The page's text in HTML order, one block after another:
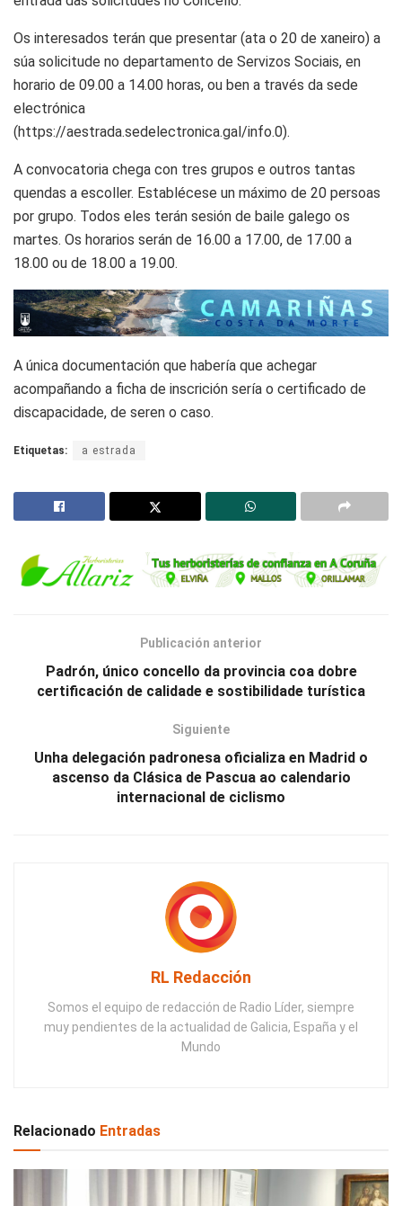
Os interesados terán que presentar (ata o 20 de xaneiro) a
súa solicitude no departamento de Servizos Sociais, en
horario de 09.00 a 14.00 horas, ou ben a través da sede
electrónica
(https://aestrada.sedelectronica.gal/info.0).
A convocatoria chega con tres grupos e outros tantas
quendas a escoller. Establécese un máximo de 20 persoas
por grupo. Todos eles terán sesión de baile galego os
martes. Os horarios serán de 16.00 a 17.00, de 17.00 a
18.00 ou de 18.00 a 19.00.
A única documentación que habería que achegar
acompañando a ficha de inscrición sería o certificado de
discapacidade, de seren o caso.
Etiquetas: a estrada
Publicación anterior
Padrón, único concello da provincia coa dobre
certificación de calidade e sostibilidade turística
Siguiente
Unha delegación padronesa oficializa en Madrid o
ascenso da Clásica de Pascua ao calendario
internacional de ciclismo
RL Redacción
Somos el equipo de redacción de Radio Líder, siempre
muy pendientes de la actualidad de Galicia, España y el
Mundo
Relacionado Entradas